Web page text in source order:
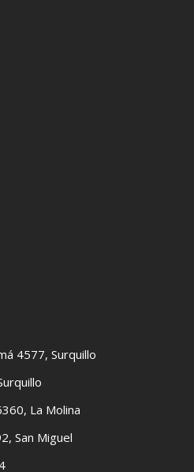
4577, Surquillo
La Molina
San Miguel